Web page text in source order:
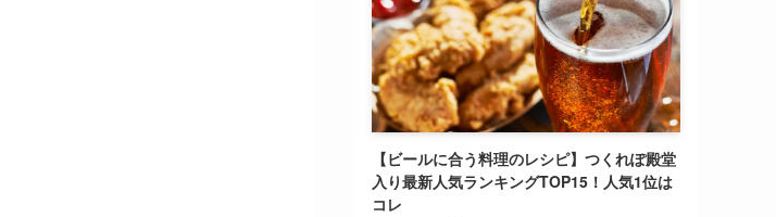
【ビールに合う料理のレシピ】つくれぽ殿堂
入り最新人気ランキングTOP15！人気1位は
コレ